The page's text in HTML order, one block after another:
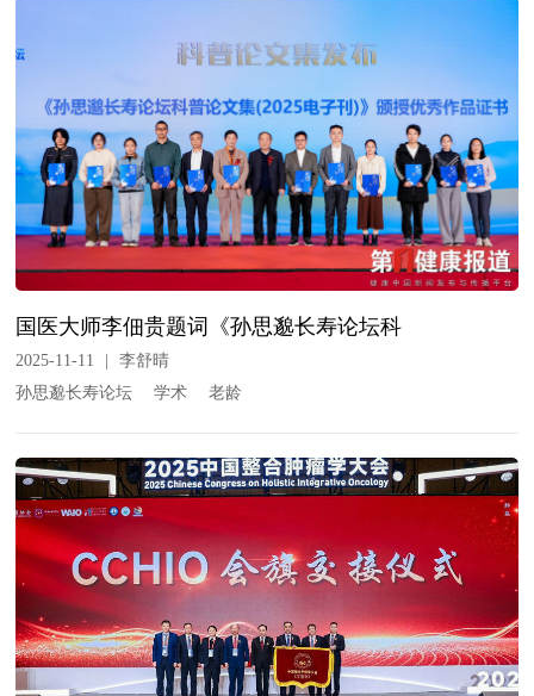
国医大师李佃贵题词《孙思邈长寿论坛科
2025-11-11 |
李舒晴
孙思邈长寿论坛
学术 老龄